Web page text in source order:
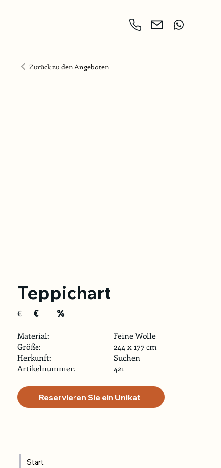
Teppichart
€ € %
Material:
Größe:
Herkunft:
Artikelnummer:
Reservieren Sie ein Unikat
Feine Wolle
244 x 177 cm
Suchen
421
Start